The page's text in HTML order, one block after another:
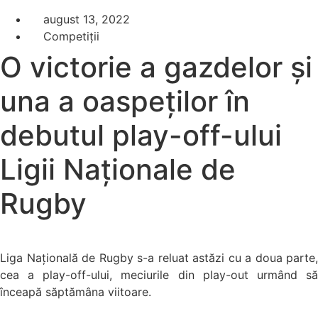
august 13, 2022
Competiții
O victorie a gazdelor și
una a oaspeților în
debutul play-off-ului
Ligii Naționale de
Rugby
Liga Națională de Rugby s-a reluat astăzi cu a doua parte,
cea a play-off-ului, meciurile din play-out urmând să
înceapă săptămâna viitoare.